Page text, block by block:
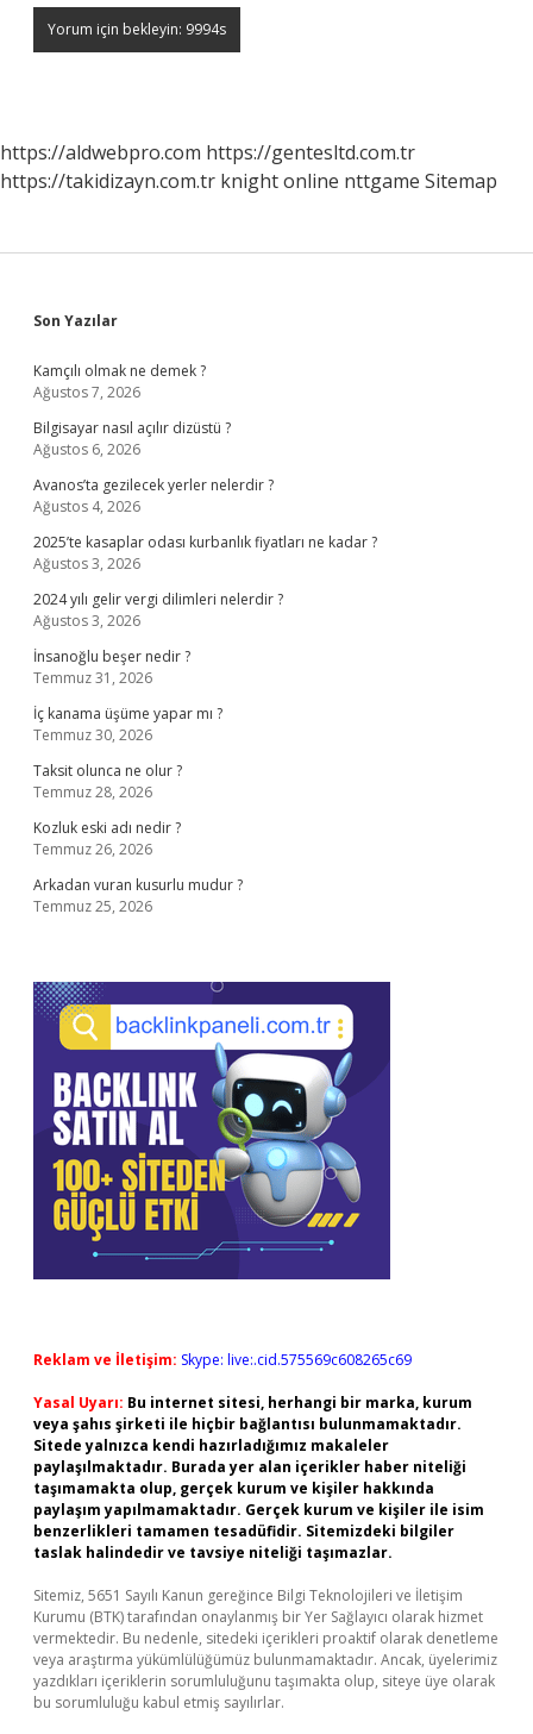
https://aldwebpro.com https://gentesltd.com.tr
https://takidizayn.com.tr knight online nttgame Sitemap
Sidebar
Son Yazılar
Kamçılı olmak ne demek ?
Ağustos 7, 2026
Bilgisayar nasıl açılır dizüstü ?
Ağustos 6, 2026
Avanos’ta gezilecek yerler nelerdir ?
Ağustos 4, 2026
2025’te kasaplar odası kurbanlık fiyatları ne kadar ?
Ağustos 3, 2026
2024 yılı gelir vergi dilimleri nelerdir ?
Ağustos 3, 2026
İnsanoğlu beşer nedir ?
Temmuz 31, 2026
İç kanama üşüme yapar mı ?
Temmuz 30, 2026
Taksit olunca ne olur ?
Temmuz 28, 2026
Kozluk eski adı nedir ?
Temmuz 26, 2026
Arkadan vuran kusurlu mudur ?
Temmuz 25, 2026
Reklam ve İletişim: Skype: live:.cid.575569c608265c69
Yasal Uyarı: Bu internet sitesi, herhangi bir marka, kurum
veya şahıs şirketi ile hiçbir bağlantısı bulunmamaktadır.
Sitede yalnızca kendi hazırladığımız makaleler
paylaşılmaktadır. Burada yer alan içerikler haber niteliği
taşımamakta olup, gerçek kurum ve kişiler hakkında
paylaşım yapılmamaktadır. Gerçek kurum ve kişiler ile isim
benzerlikleri tamamen tesadüfidir. Sitemizdeki bilgiler
taslak halindedir ve tavsiye niteliği taşımazlar.
Sitemiz, 5651 Sayılı Kanun gereğince Bilgi Teknolojileri ve İletişim
Kurumu (BTK) tarafından onaylanmış bir Yer Sağlayıcı olarak hizmet
vermektedir. Bu nedenle, sitedeki içerikleri proaktif olarak denetleme
veya araştırma yükümlülüğümüz bulunmamaktadır. Ancak, üyelerimiz
yazdıkları içeriklerin sorumluluğunu taşımakta olup, siteye üye olarak
bu sorumluluğu kabul etmiş sayılırlar.